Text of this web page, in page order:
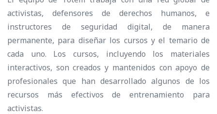
activistas, defensores de derechos humanos, e
instructores de seguridad digital, de manera
permanente, para diseñar los cursos y el temario de
cada uno. Los cursos, incluyendo los materiales
interactivos, son creados y mantenidos con apoyo de
profesionales que han desarrollado algunos de los
recursos más efectivos de entrenamiento para
activistas.